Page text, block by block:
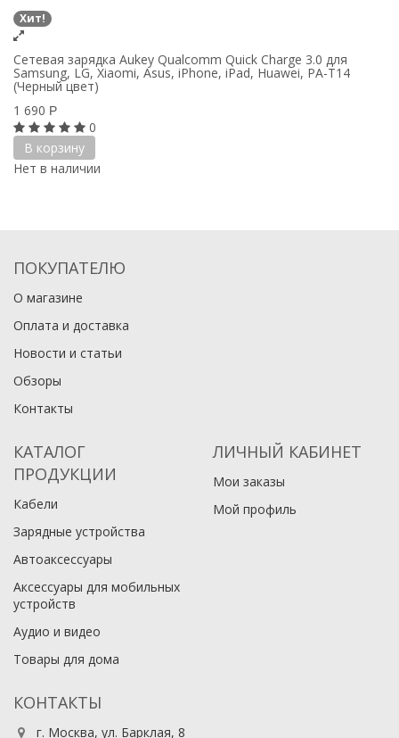
Хит!
Сетевая зарядка Aukey Qualcomm Quick Charge 3.0 для
Samsung, LG, Xiaomi, Asus, iPhone, iPad, Huawei, PA-T14
(Черный цвет)
1 690 Р
0
В корзину
Нет в наличии
ПОКУПАТЕЛЮ
О магазине
Оплата и доставка
Новости и статьи
Обзоры
Контакты
КАТАЛОГ
ПРОДУКЦИИ
Кабели
Зарядные устройства
Автоаксессуары
Аксессуары для мобильных
устройств
Аудио и видео
Товары для дома
ЛИЧНЫЙ КАБИНЕТ
Мои заказы
Мой профиль
КОНТАКТЫ
г. Москва, ул. Барклая, 8